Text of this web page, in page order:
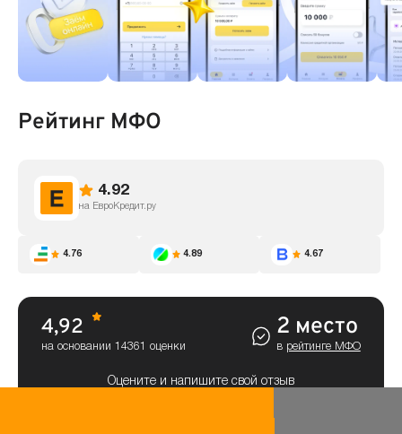
Рейтинг МФО
4.92
на ЕвроКредит.ру
4.76 4.89 4.67
4,92
на основании 14361 оценки
2 место
в рейтинге МФО
Оцените и напишите свой отзыв